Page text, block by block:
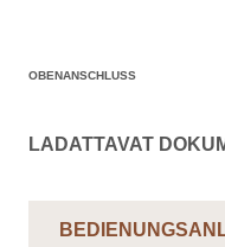
OBENANSCHLUSS
LADATTAVAT